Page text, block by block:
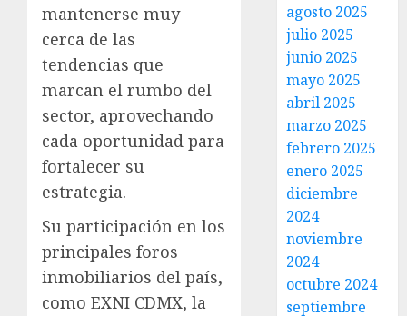
mantenerse muy
cerca de las
tendencias que
marcan el rumbo del
sector, aprovechando
cada oportunidad para
fortalecer su
estrategia.
Su participación en los
principales foros
inmobiliarios del país,
como EXNI CDMX, la
agosto 2025
julio 2025
junio 2025
mayo 2025
abril 2025
marzo 2025
febrero 2025
enero 2025
diciembre
2024
noviembre
2024
octubre 2024
septiembre